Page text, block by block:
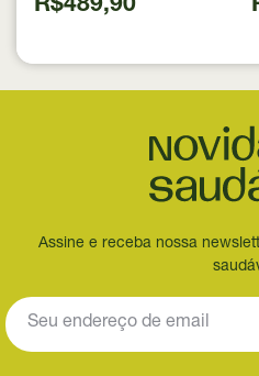
R$489,90
Assine e receba nossa